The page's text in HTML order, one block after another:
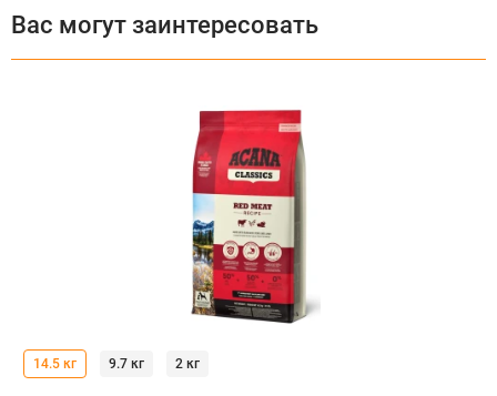
Вас могут заинтересовать
14.5 кг 9.7 кг 2 кг